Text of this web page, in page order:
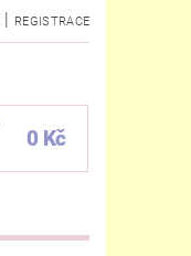
| REGISTRACE
0 Kč